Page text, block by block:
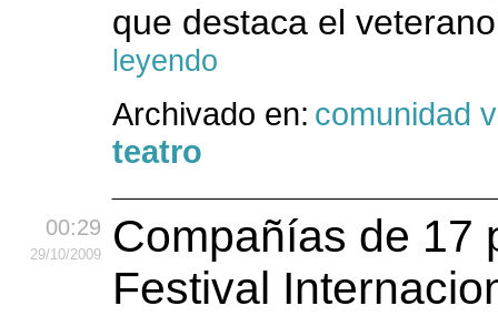
que destaca el
leyendo
Archivado en: comunidad
teatro
00:29
29/10/2009
Compañías de 17
Festival